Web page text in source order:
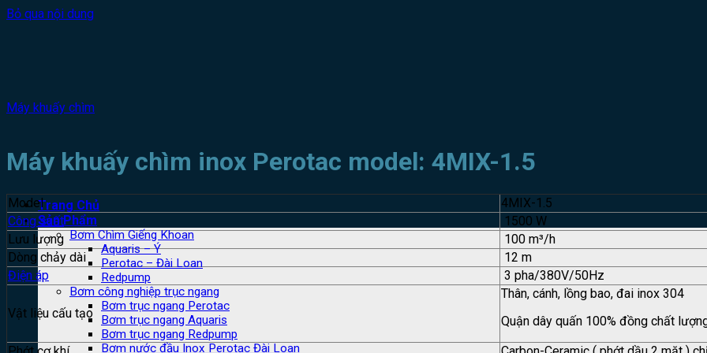
Bỏ qua nội dung
Trang Chủ
Sản Phẩm
Bơm Chìm Giếng Khoan
Aquaris – Ý
Perotac – Đài Loan
Redpump
Bơm công nghiệp trục ngang
Bơm trục ngang Perotac
Bơm trục ngang Aquaris
Bơm trục ngang Redpump
Bơm nước đầu Inox Perotac Đài Loan
Máy khuấy chìm
Máy khuấy chìm inox Perotac model: 4MIX-1.5
Model
4MIX-1.5
Công suất
1500 W
Lưu lượng
100 m³/h
Dòng chảy dài
12 m
Điện áp
3 pha/380V/50Hz
Vật liệu cấu tạo
Thân, cánh, lồng bao, đai inox 304
Quận dây quấn 100% đồng chất